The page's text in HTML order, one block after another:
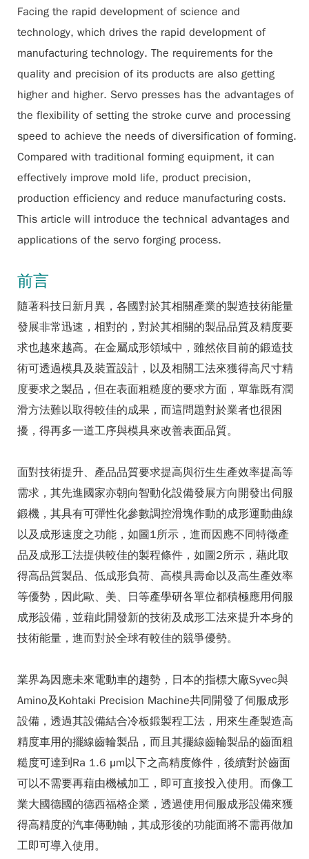
Facing the rapid development of science and
technology, which drives the rapid development of
manufacturing technology. The requirements for the
quality and precision of its products are also getting
higher and higher. Servo presses has the advantages of
the flexibility of setting the stroke curve and processing
speed to achieve the needs of diversification of forming.
Compared with traditional forming equipment, it can
effectively improve mold life, product precision,
production efficiency and reduce manufacturing costs.
This article will introduce the technical advantages and
applications of the servo forging process.
前言
隨著科技日新月異，各國對於其相關產業的製造技術能量
發展非常迅速，相對的，對於其相關的製品品質及精度要
求也越來越高。在金屬成形領域中，雖然依目前的鍛造技
術可透過模具及裝置設計，以及相關工法來獲得高尺寸精
度要求之製品，但在表面粗糙度的要求方面，單靠既有潤
滑方法難以取得較佳的成果，而這問題對於業者也很困
擾，得再多一道工序與模具來改善表面品質。
面對技術提升、產品品質要求提高與衍生生產效率提高等
需求，其先進國家亦朝向智動化設備發展方向開發出伺服
鍛機，其具有可彈性化參數調控滑塊作動的成形運動曲線
以及成形速度之功能，如圖1所示，進而因應不同特徵產
品及成形工法提供較佳的製程條件，如圖2所示，藉此取
得高品質製品、低成形負荷、高模具壽命以及高生產效率
等優勢，因此歐、美、日等產學研各單位都積極應用伺服
成形設備，並藉此開發新的技術及成形工法來提升本身的
技術能量，進而對於全球有較佳的競爭優勢。
業界為因應未來電動車的趨勢，日本的指標大廠Syvec與
Amino及Kohtaki Precision Machine共同開發了伺服成形
設備，透過其設備結合冷板鍛製程工法，用來生產製造高
精度車用的擺線齒輪製品，而且其擺線齒輪製品的齒面粗
糙度可達到Ra 1.6 μm以下之高精度條件，後續對於齒面
可以不需要再藉由機械加工，即可直接投入使用。而像工
業大國德國的德西福格企業，透過使用伺服成形設備來獲
得高精度的汽車傳動軸，其成形後的功能面將不需再做加
工即可導入使用。